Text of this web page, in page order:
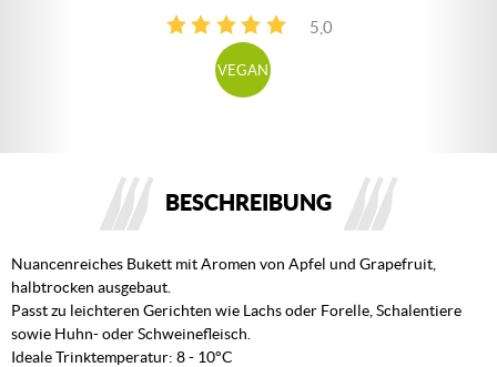
5,0
1
VEGAN
BESCHREIBUNG
Nuancenreiches Bukett mit Aromen von Apfel und Grapefruit,
halbtrocken ausgebaut.
Passt zu leichteren Gerichten wie Lachs oder Forelle, Schalentiere
sowie Huhn- oder Schweinefleisch.
Ideale Trinktemperatur: 8 - 10°C